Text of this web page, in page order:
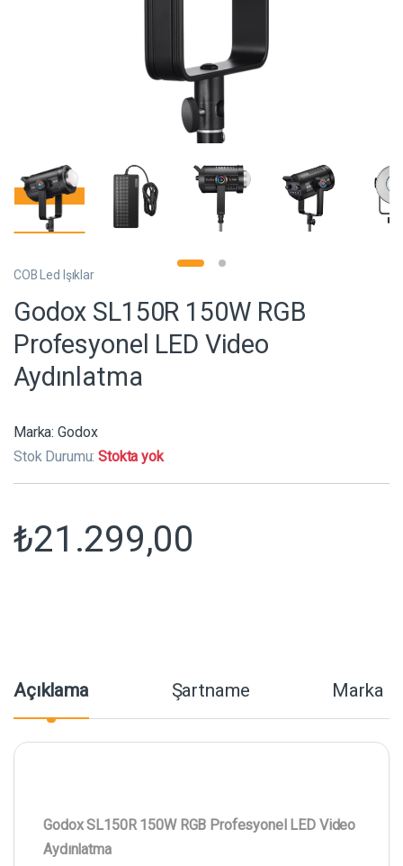
COB Led Işıklar
Godox SL150R 150W RGB
Profesyonel LED Video
Aydınlatma
Marka: Godox
Stok Durumu:Stokta yok
₺21.299,00
Açıklama Şartname Marka
Godox SL150R 150W RGB Profesyonel LED Video
Aydınlatma